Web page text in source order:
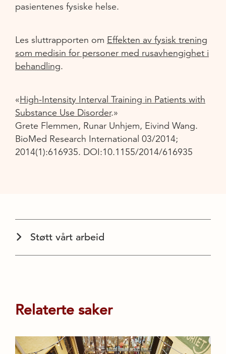
pasientenes fysiske helse.
Les sluttrapporten om Effekten av fysisk trening
som medisin for personer med rusavhengighet i
behandling.
«High-Intensity Interval Training in Patients with
Substance Use Disorder.»
Grete Flemmen, Runar Unhjem, Eivind Wang.
BioMed Research International 03/2014;
2014(1):616935. DOI:10.1155/2014/616935
Støtt vårt arbeid
Relaterte saker